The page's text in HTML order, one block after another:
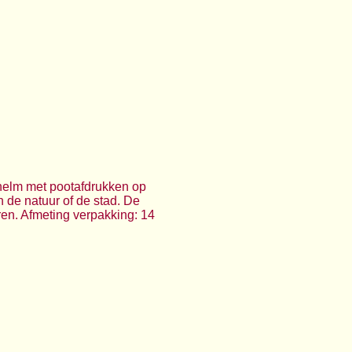
met pootafdrukken op
de natuur of de stad. De
Afmeting verpakking: 14